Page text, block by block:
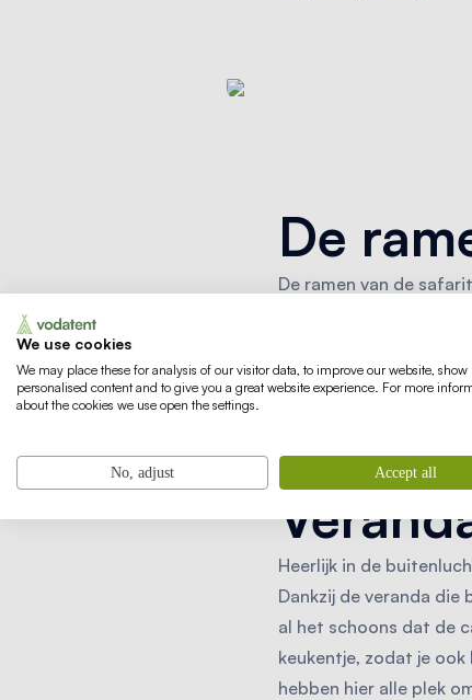
De
De ramen van de
Manieren om je
Heerlijk in de
Dankzij de veranda
al het schoons dat de
keukentje, zodat je
hebben hier alle plek
We use cookies
We may place these for analysis of our visitor data, to improve our website, show
personalised content and to give you a great website experience. For more
about the cookies we use open the settings.
No, adjust Accept all